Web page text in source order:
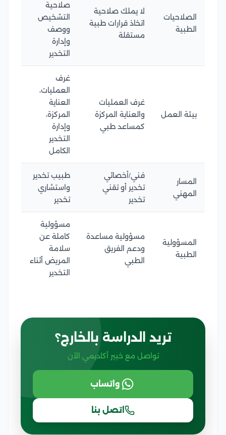
الصلاحيات
الطبية
لا يملك صلاحية
اتخاذ قرارات طبية
مستقلة
صلاحية
التشخيص
ووصف
وإدارة
التخدير
بيئة العمل
غرف العمليات
والعناية المركزة
كمساعد طبي
غرف
العمليات،
العناية
المركزة،
وإدارة
التخدير
الكامل
المسار
المهني
فني/أخصائي
تخدير أو تقني
تخدير
طبيب تخدير
واستشاري
تخدير
المسؤولية
الطبية
مسؤولية مساعدة
ودعم الفريق
الطبي
مسؤولية
كاملة عن
سلامة
المريض أثناء
التخدير
تريد الدراسة بالخارج؟
تواصل مع خبير أكاديمي الآن
واتساب
اتصل بنا